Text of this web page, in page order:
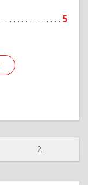
5
Подробнее
2